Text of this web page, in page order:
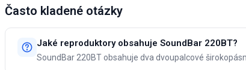
Často kladené otázky
Jaké reproduktory obsahuje SoundBar 220BT?
SoundBar 220BT obsahuje dva dvoupalcové